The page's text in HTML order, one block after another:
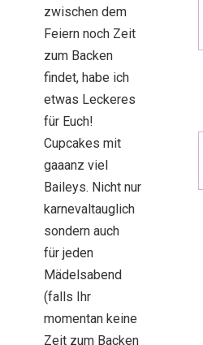
zwischen dem
Feiern noch Zeit
zum Backen
findet, habe ich
etwas Leckeres
für Euch!
Cupcakes mit
gaaanz viel
Baileys. Nicht nur
karnevaltauglich
sondern auch
für jeden
Mädelsabend
(falls Ihr
momentan keine
Zeit zum Backen